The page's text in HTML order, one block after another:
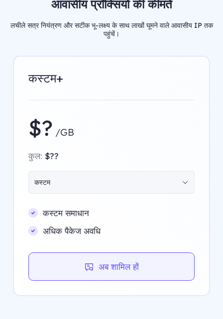
आवासीय प्रॉक्सियों की कीमतें
लचीले सत्र नियंत्रण और सटीक भू-लक्ष्य के साथ लाखों घूमने वाले आवासीय IP तक
पहुंचें।
कस्टम+
$? /GB
कुल: $??
कस्टम
कस्टम समाधान
अधिक पैकेज अवधि
अब शामिल हों